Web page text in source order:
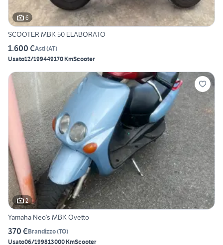
6
SCOOTER MBK 50 ELABORATO
1.600 €Asti(AT)
Usato12/199449170 KmScooter
2
Yamaha Neo’s MBK Ovetto
370 €Brandizzo(TO)
Usato06/199813000 KmScooter